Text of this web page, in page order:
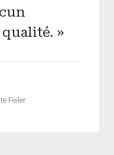
»
Feiler